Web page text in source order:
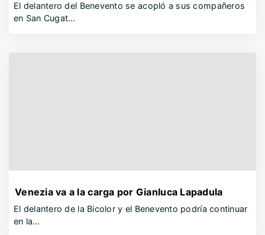
El delantero del Benevento se acopló a sus compañeros
en San Cugat…
Venezia va a la carga por Gianluca Lapadula
El delantero de la Bicolor y el Benevento podría continuar
en la…